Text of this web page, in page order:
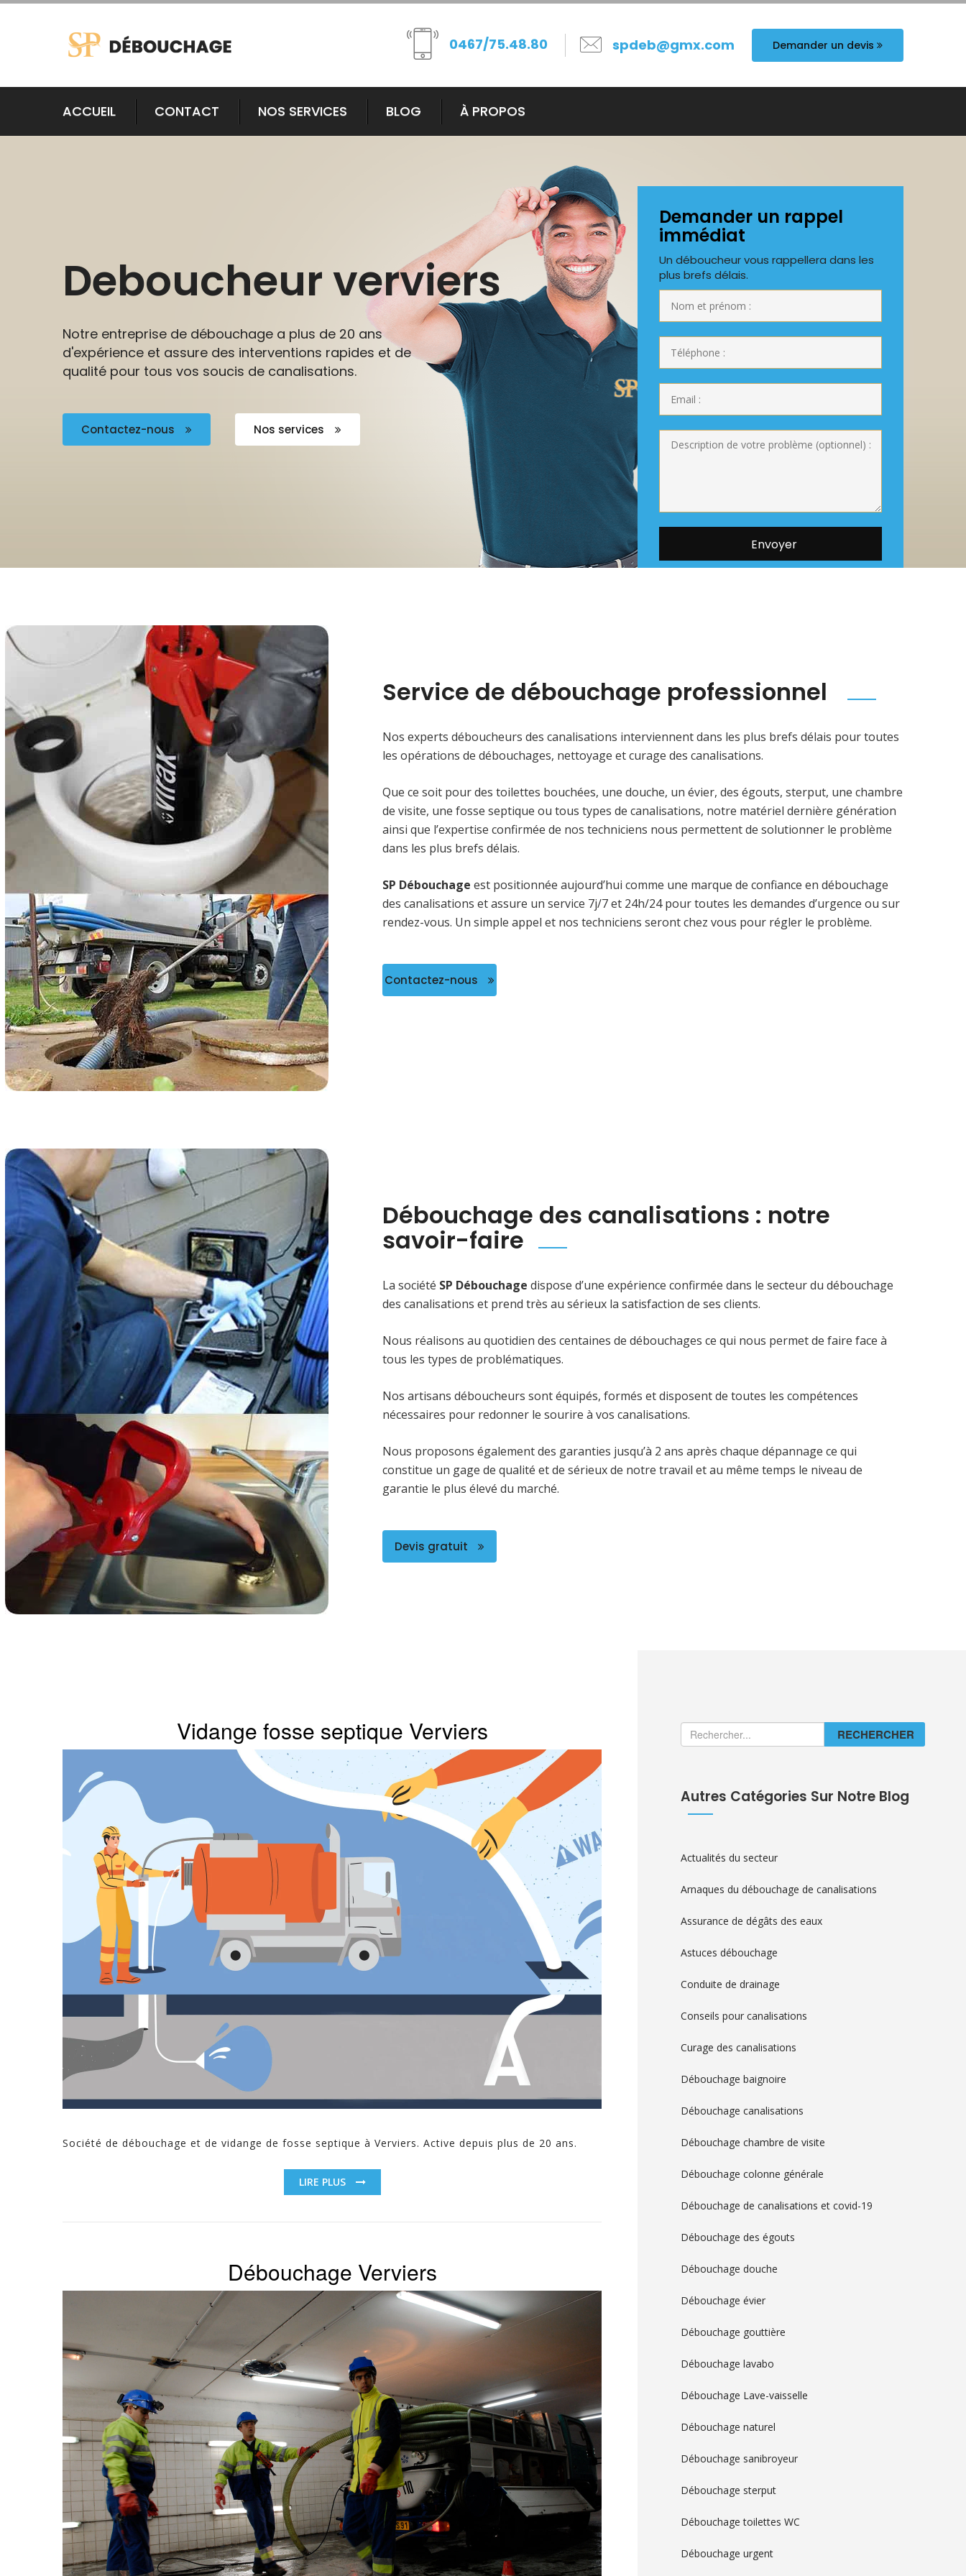
0467/75.48.80 spdeb@gmx.com Demander un devis
ACCUEIL CONTACT NOS SERVICES BLOG À PROPOS
Deboucheur verviers
Notre entreprise de débouchage a plus de 20 ans
d'expérience et assure des interventions rapides et de
qualité pour tous vos soucis de canalisations.
Contactez-nous Nos services
Demander un rappel
immédiat
Un déboucheur vous rappellera dans les
plus brefs délais.
Service de débouchage professionnel
Nos experts déboucheurs des canalisations interviennent dans les plus brefs délais pour toutes
les opérations de débouchages, nettoyage et curage des canalisations.
Que ce soit pour des toilettes bouchées, une douche, un évier, des égouts, sterput, une chambre
de visite, une fosse septique ou tous types de canalisations, notre matériel dernière génération
ainsi que l’expertise confirmée de nos techniciens nous permettent de solutionner le problème
dans les plus brefs délais.
SP Débouchage est positionnée aujourd’hui comme une marque de confiance en débouchage
des canalisations et assure un service 7j/7 et 24h/24 pour toutes les demandes d’urgence ou sur
rendez-vous. Un simple appel et nos techniciens seront chez vous pour régler le problème.
Contactez-nous
Débouchage des canalisations : notre
savoir-faire
La société SP Débouchage dispose d’une expérience confirmée dans le secteur du débouchage
des canalisations et prend très au sérieux la satisfaction de ses clients.
Nous réalisons au quotidien des centaines de débouchages ce qui nous permet de faire face à
tous les types de problématiques.
Nos artisans déboucheurs sont équipés, formés et disposent de toutes les compétences
nécessaires pour redonner le sourire à vos canalisations.
Nous proposons également des garanties jusqu’à 2 ans après chaque dépannage ce qui
constitue un gage de qualité et de sérieux de notre travail et au même temps le niveau de
garantie le plus élevé du marché.
Devis gratuit
Vidange fosse septique Verviers
Société de débouchage et de vidange de fosse septique à Verviers. Active depuis plus de 20 ans.
LIRE PLUS
Débouchage Verviers
RECHERCHER
Autres Catégories Sur Notre Blog
Actualités du secteur
Arnaques du débouchage de canalisations
Assurance de dégâts des eaux
Astuces débouchage
Conduite de drainage
Conseils pour canalisations
Curage des canalisations
Débouchage baignoire
Débouchage canalisations
Débouchage chambre de visite
Débouchage colonne générale
Débouchage de canalisations et covid-19
Débouchage des égouts
Débouchage douche
Débouchage évier
Débouchage gouttière
Débouchage lavabo
Débouchage Lave-vaisselle
Débouchage naturel
Débouchage sanibroyeur
Débouchage sterput
Débouchage toilettes WC
Débouchage urgent